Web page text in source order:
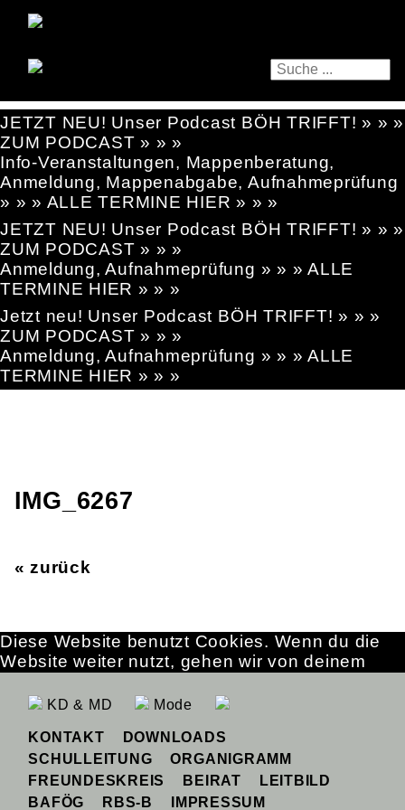
JETZT NEU! Unser Podcast BÖH TRIFFT! » » »
ZUM PODCAST » » »
Info-Veranstaltungen, Mappenberatung,
Anmeldung, Mappenabgabe, Aufnahmeprüfung
» » » ALLE TERMINE HIER » » »
JETZT NEU! Unser Podcast BÖH TRIFFT! » » »
ZUM PODCAST » » »
Anmeldung, Aufnahmeprüfung » » » ALLE
TERMINE HIER » » »
Jetzt neu! Unser Podcast BÖH TRIFFT! » » »
ZUM PODCAST » » »
Anmeldung, Aufnahmeprüfung » » » ALLE
TERMINE HIER » » »
IMG_6267
« zurück
KD & MD Mode
KONTAKT
DOWNLOADS
SCHULLEITUNG
ORGANIGRAMM
FREUNDESKREIS
BEIRAT
LEITBILD
BAFÖG
RBS-B IMPRESSUM
Diese Website benutzt Cookies. Wenn du die
Website weiter nutzt, gehen wir von deinem